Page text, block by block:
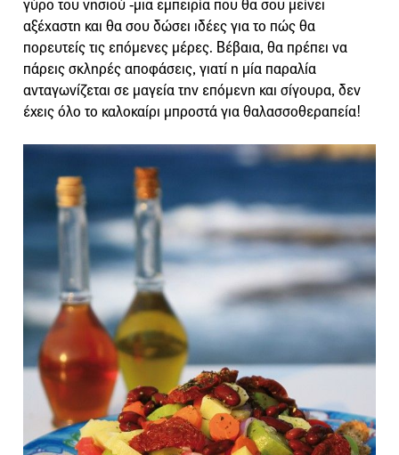
γύρο του νησιού -μια εμπειρία που θα σου μείνει
αξέχαστη και θα σου δώσει ιδέες για το πώς θα
πορευτείς τις επόμενες μέρες. Βέβαια, θα πρέπει να
πάρεις σκληρές αποφάσεις, γιατί η μία παραλία
ανταγωνίζεται σε μαγεία την επόμενη και σίγουρα, δεν
έχεις όλο το καλοκαίρι μπροστά για θαλασσοθεραπεία!